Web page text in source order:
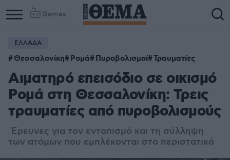
Games
Column
1
Column
2
ΕΛΛΑΔΑ
Θεσσαλονίκη Ρομά Πυροβολισμοί Τραυματίες
Αιματηρό επεισόδιο σε οικισμό
Ρομά στη Θεσσαλονίκη: Τρεις
τραυματίες από πυροβολισμούς
Έρευνες για τον εντοπισμό και τη σύλληψη
των ατόμων που εμπλέκονται στο περιστατικό